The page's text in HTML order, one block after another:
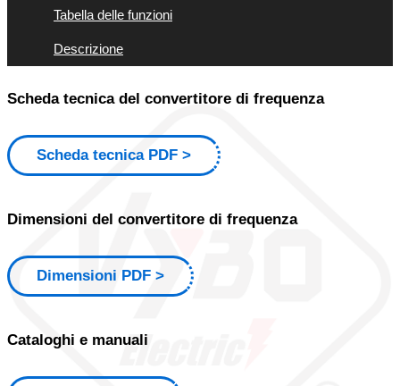
Tabella delle funzioni
Descrizione
Scheda tecnica del convertitore di frequenza
Scheda tecnica PDF
Dimensioni del convertitore di frequenza
Dimensioni PDF
Cataloghi e manuali